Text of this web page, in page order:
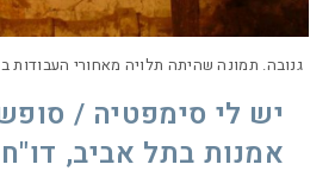
גנובה. תמונה שהיתה תלויה מאחורי העבודות
יש לי סימפטיה /
אמנות בתל אביב,